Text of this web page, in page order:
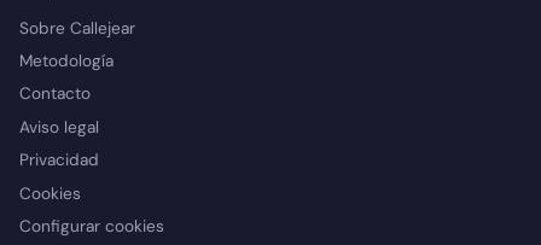
Sobre Callejear
Metodología
Contacto
Aviso legal
Privacidad
Cookies
Configurar cookies